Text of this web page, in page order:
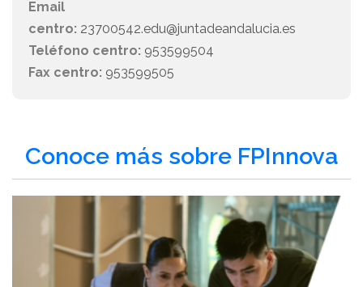
Email
centro: 23700542.edu@juntadeandalucia.es
Teléfono centro: 953599504
Fax centro: 953599505
Conoce más sobre FPInnova